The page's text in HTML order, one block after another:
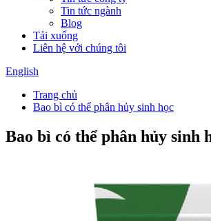
Tin tức ngành
Blog
Tải xuống
Liên hệ với chúng tôi
English
Trang chủ
Bao bì có thể phân hủy sinh học
Bao bì có thể phân hủy sinh